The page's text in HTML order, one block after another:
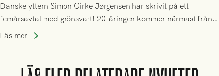
Danske yttern Simon Girke Jørgensen har skrivit på ett
femårsavtal med grönsvart! 20-åringen kommer närmast från
spel i färöiska Skála IF.
Läs mer